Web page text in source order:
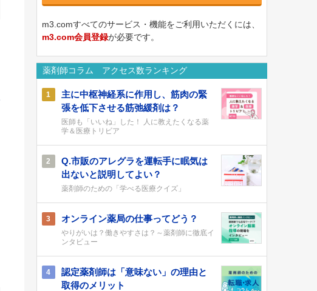
m3.comすべてのサービス・機能をご利用いただくには、
m3.com会員登録が必要です。
薬剤師コラム アクセス数ランキング
1
主に中枢神経系に作用し、筋肉の緊
張を低下させる筋弛緩剤は？
医師も「いいね」した！ 人に教えたくなる薬
学＆医療トリビア
2
Q.市販のアレグラを運転手に眠気は
出ないと説明してよい？
薬剤師のための「学べる医療クイズ」
3 オンライン薬局の仕事ってどう？
やりがいは？働きやすさは？～薬剤師に徹底イ
ンタビュー
4
認定薬剤師は「意味ない」の理由と
取得のメリット